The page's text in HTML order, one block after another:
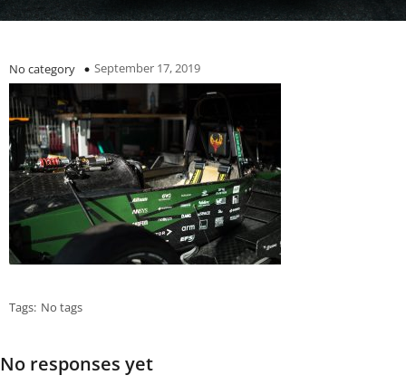
No category September 17, 2019
Tags: No tags
No responses yet